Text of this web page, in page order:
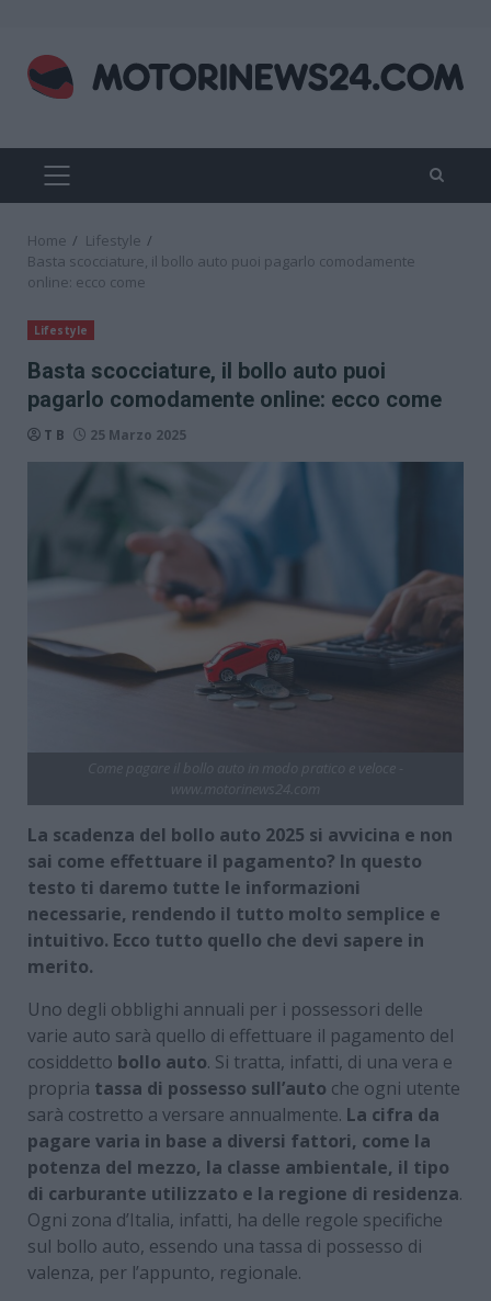
content
PRIMARY
MENU
Home
Lifestyle
Basta scocciature, il bollo auto puoi pagarlo comodamente
online: ecco come
Lifestyle
Basta scocciature, il bollo auto puoi
pagarlo comodamente online: ecco come
T B 25 Marzo 2025
La scadenza del bollo auto 2025 si avvicina e non
sai come effettuare il pagamento? In questo
testo ti daremo tutte le informazioni
necessarie, rendendo il tutto molto semplice e
intuitivo. Ecco tutto quello che devi sapere in
merito.
Uno degli obblighi annuali per i possessori delle
varie auto sarà quello di effettuare il pagamento del
cosiddetto bollo auto. Si tratta, infatti, di una vera e
propria tassa di possesso sull’auto che ogni utente
sarà costretto a versare annualmente. La cifra da
pagare varia in base a diversi fattori, come la
potenza del mezzo, la classe ambientale, il tipo
di carburante utilizzato e la regione di residenza.
Ogni zona d’Italia, infatti, ha delle regole specifiche
sul bollo auto, essendo una tassa di possesso di
valenza, per l’appunto, regionale.